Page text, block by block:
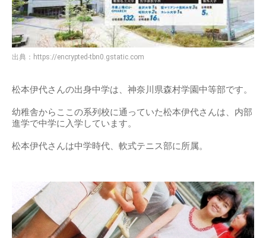
出典： https://encrypted-tbn0.gstatic.com
松本伊代さんの出身中学は、神奈川県森村学園中等部です。
幼稚舎からここの系列校に通っていた松本伊代さんは、内部
進学で中学に入学しています。
松本伊代さんは中学時代、軟式テニス部に所属。